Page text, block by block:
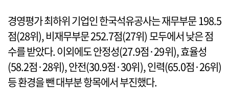
경영평가 최하위 기업인 한국석유공사는 재무부문 198.5
점(28위), 비재무부문 252.7점(27위) 모두에서 낮은 점
수를 받았다. 이외에도 안정성(27.9점·29위), 효율성
(58.2점·28위), 안전(30.9점·30위), 인력(65.0점·26위)
등 환경을 뺀 대부분 항목에서 부진했다.